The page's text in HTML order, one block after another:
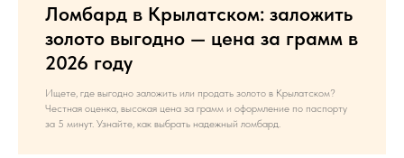
Ломбард в Крылатском: заложить
золото выгодно — цена за грамм в
2026 году
Ищете, где выгодно заложить или продать золото в Крылатском?
Честная оценка, высокая цена за грамм и оформление по паспорту
за 5 минут. Узнайте, как выбрать надежный ломбард.